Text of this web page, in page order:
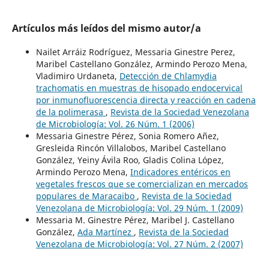
Artículos más leídos del mismo autor/a
Nailet Arráiz Rodríguez, Messaria Ginestre Perez,
Maribel Castellano González, Armindo Perozo Mena,
Vladimiro Urdaneta, Detección de Chlamydia
trachomatis en muestras de hisopado endocervical
por inmunofluorescencia directa y reacción en cadena
de la polimerasa , Revista de la Sociedad Venezolana
de Microbiología: Vol. 26 Núm. 1 (2006)
Messaria Ginestre Pérez, Sonia Romero Añez,
Gresleida Rincón Villalobos, Maribel Castellano
González, Yeiny Ávila Roo, Gladis Colina López,
Armindo Perozo Mena, Indicadores entéricos en
vegetales frescos que se comercializan en mercados
populares de Maracaibo , Revista de la Sociedad
Venezolana de Microbiología: Vol. 29 Núm. 1 (2009)
Messaria M. Ginestre Pérez, Maribel J. Castellano
González, Ada Martínez , Revista de la Sociedad
Venezolana de Microbiología: Vol. 27 Núm. 2 (2007)